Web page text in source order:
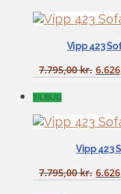
Vipp 423
7.795,00kr.
TILBUD
Vipp 423
7.795,00kr.